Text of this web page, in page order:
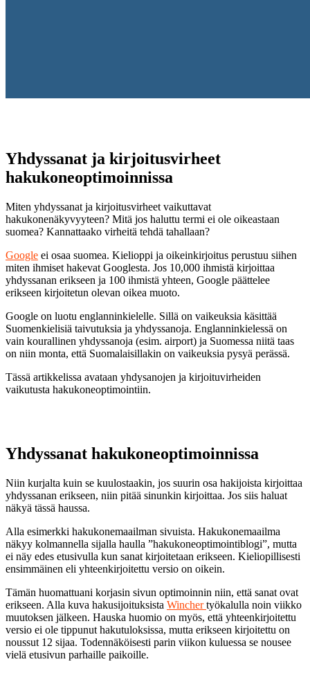
Yhdyssanat ja kirjoitusvirheet
hakukoneoptimoinnissa
Miten yhdyssanat ja kirjoitusvirheet vaikuttavat
hakukonenäkyvyyteen? Mitä jos haluttu termi ei ole oikeastaan
suomea? Kannattaako virheitä tehdä tahallaan?
Google ei osaa suomea. Kielioppi ja oikeinkirjoitus perustuu siihen
miten ihmiset hakevat Googlesta. Jos 10,000 ihmistä kirjoittaa
yhdyssanan erikseen ja 100 ihmistä yhteen, Google päättelee
erikseen kirjoitetun olevan oikea muoto.
Google on luotu englanninkielelle. Sillä on vaikeuksia käsittää
Suomenkielisiä taivutuksia ja yhdyssanoja. Englanninkielessä on
vain kourallinen yhdyssanoja (esim. airport) ja Suomessa niitä taas
on niin monta, että Suomalaisillakin on vaikeuksia pysyä perässä.
Tässä artikkelissa avataan yhdysanojen ja kirjoituvirheiden
vaikutusta hakukoneoptimointiin.
Yhdyssanat hakukoneoptimoinnissa
Niin kurjalta kuin se kuulostaakin, jos suurin osa hakijoista kirjoittaa
yhdyssanan erikseen, niin pitää sinunkin kirjoittaa. Jos siis haluat
näkyä tässä haussa.
Alla esimerkki hakukonemaailman sivuista. Hakukonemaailma
näkyy kolmannella sijalla haulla ”hakukoneoptimointiblogi”, mutta
ei näy edes etusivulla kun sanat kirjoitetaan erikseen. Kieliopillisesti
ensimmäinen eli yhteenkirjoitettu versio on oikein.
Tämän huomattuani korjasin sivun optimoinnin niin, että sanat ovat
erikseen. Alla kuva hakusijoituksista Winchertyökalulla noin viikko
muutoksen jälkeen. Hauska huomio on myös, että yhteenkirjoitettu
versio ei ole tippunut hakutuloksissa, mutta erikseen kirjoitettu on
noussut 12 sijaa. Todennäköisesti parin viikon kuluessa se nousee
vielä etusivun parhaille paikoille.